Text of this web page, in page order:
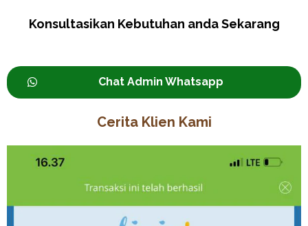
Konsultasikan Kebutuhan anda Sekarang
Chat Admin Whatsapp
Cerita Klien Kami